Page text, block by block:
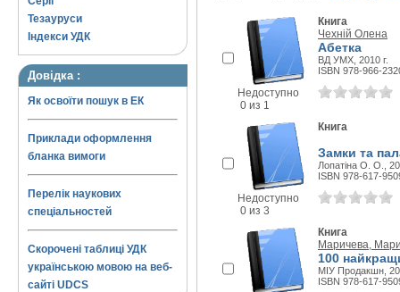
Тезауруси
Індекси УДК
Довідка :
Як освоїти пошук в ЕК
Приклади оформлення
бланка вимоги
Перелік наукових
спеціальностей
Скорочені таблиці УДК
українською мовою на веб-
сайті UDCS
Недоступно
0 из 1
Книга
Чехній Олена
Абетка
ВД УМХ, 2010 г.
ISBN 978-966-
Недоступно
0 из 3
Книга
Замки та
Лопатіна О. О.,
ISBN 978-617-
Книга
Маричева,
100
МІУ Продакшн,
ISBN 978-617-